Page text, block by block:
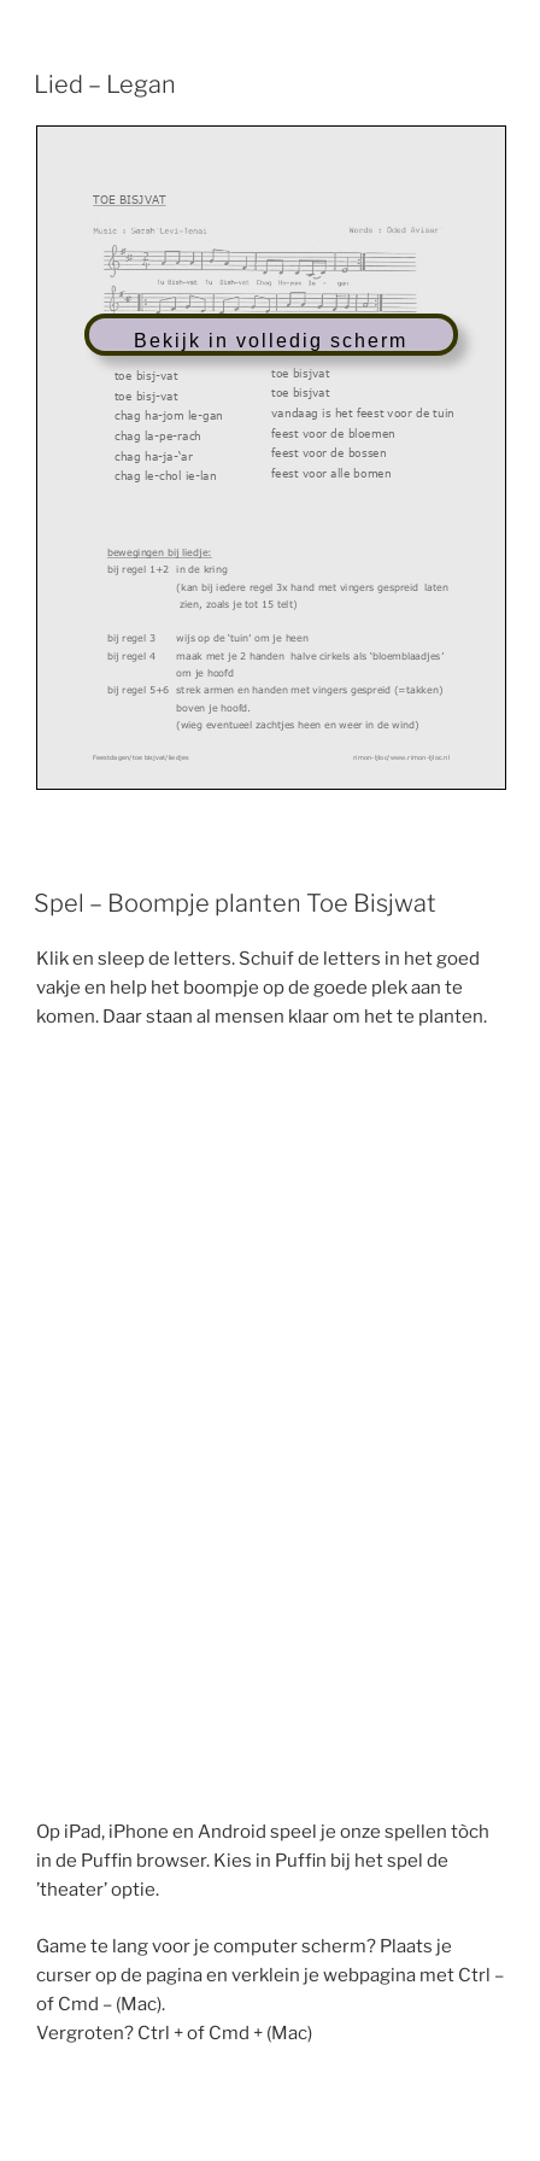
Lied – Legan
Bekijk in volledig scherm
Feestdagen/toe bisjvat/liedjes rimon-ljloc/www.rimon-ljloc.nl
TOE BISJVAT
toe bisj-vat
toe bisj-vat
chag ha-jom le-gan
chag la-pe-rach
chag ha-ja-‘ar
chag le-chol ie-lan
toe bisjvat
toe bisjvat
vandaag is het feest voor de tuin
feest voor de bloemen
feest voor de bossen
feest voor alle bomen
bewegingen bij liedje:
bij regel 1+2 in de kring
(kan bij iedere regel 3x hand met vingers gespreid laten
zien, zoals je tot 15 telt)
bij regel 3 wijs op de ‘tuin’ om je heen
bij regel 4 maak met je 2 handen halve cirkels als
‘bloemblaadjes’
om je hoofd
bij regel 5+6 strek armen en handen met vingers ges preid (=takken)
boven je hoofd.
(wieg eventueel zachtjes heen en weer in de wind)
Spel – Boompje planten Toe Bisjwat
Klik en sleep de letters. Schuif de letters in het goed
vakje en help het boompje op de goede plek aan te
komen. Daar staan al mensen klaar om het te planten.
Op iPad, iPhone en Android speel je onze spellen tòch
in de Puffin browser. Kies in Puffin bij het spel de
’theater’ optie.
Game te lang voor je computer scherm? Plaats je
curser op de pagina en verklein je webpagina met Ctrl –
of Cmd – (Mac).
Vergroten? Ctrl + of Cmd + (Mac)